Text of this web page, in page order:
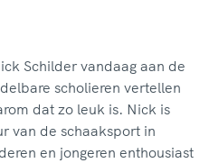
Schilder vandaag aan de
scholieren vertellen
dat zo leuk is. Nick is
van de schaaksport in
en jongeren enthousiast